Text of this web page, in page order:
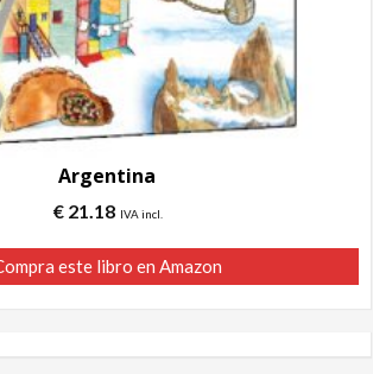
Argentina
€ 21.18 IVA incl.
este libro en Amazon